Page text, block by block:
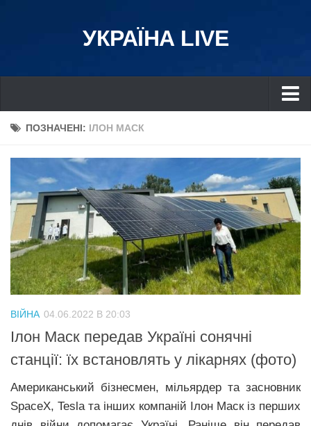
УКРАЇНА LIVE
Україна
Львів
Івано-Франківськ
Харків
Донбас
Одеса
Схід
Прикарпаття
Економіка
Політика
Світ
ПОЗНАЧЕНІ: ІЛОН МАСК
ВІЙНА 04.06.2022 В 20:03
Ілон Маск передав Україні сонячні
станції: їх встановлять у лікарнях (фото)
Американський бізнесмен, мільярдер та засновник
SpaceX, Tesla та інших компаній Ілон Маск із перших